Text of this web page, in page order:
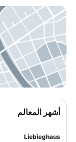
أشهر المعالم
Liebieghaus